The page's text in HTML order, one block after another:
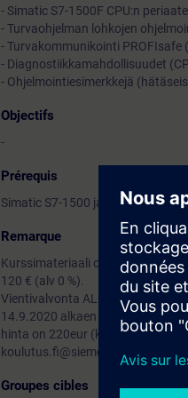
- Simatic S7-1500F CPU:n
- Turvaohjelman lohkojen
- Turvakommunikointi PROFIsafe
- Diagnostiikkamahdollisuudet
- Ohjelmointiesimerkkejä
Objectifs
-
Prérequis
Simatic S7-1500 ja TIA Portal
Remarque
Kurssimateriaali on englanniksi
120 € (alv 0 %).
Vientivalvonta AL :N / ECCN: N
14.9.2020 alkaen on
hinta on 220eur (koe ja kertaus)
koulutus.fi@siemens.com
Groupes cibles